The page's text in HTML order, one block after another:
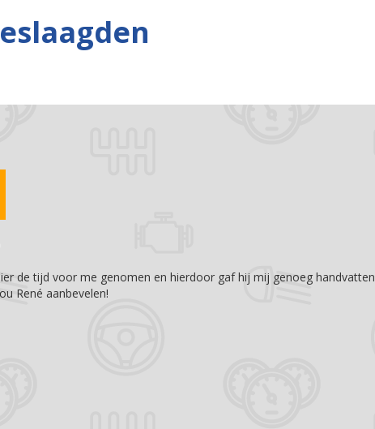
de tijd voor me genomen en hierdoor gaf hij mij genoeg handvatten
René aanbevelen!